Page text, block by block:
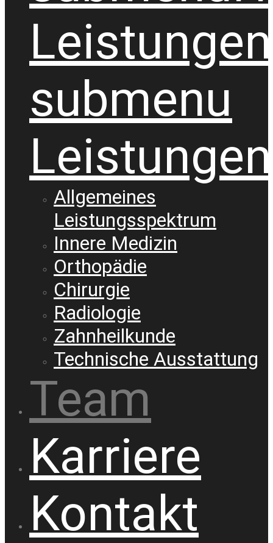
Leistungen
submenu
Leistungen
Allgemeines
Leistungsspektrum
Innere Medizin
Orthopädie
Chirurgie
Radiologie
Zahnheilkunde
Technische Ausstattung
Team
Karriere
Kontakt